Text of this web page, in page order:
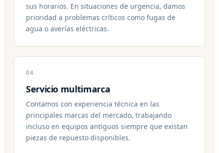
sus horarios. En situaciones de urgencia, damos
prioridad a problemas críticos como fugas de
agua o averías eléctricas.
04
Servicio multimarca
Contamos con experiencia técnica en las
principales marcas del mercado, trabajando
incluso en equipos antiguos siempre que existan
piezas de repuesto disponibles.